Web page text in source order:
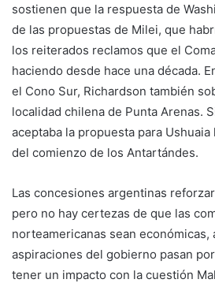
sostienen que la respuesta de
de las propuestas de Milei, que
los reiterados reclamos que el
haciendo desde hace una década.
el Cono Sur, Richardson también
localidad chilena de Punta Arenas.
aceptaba la propuesta para
del comienzo de los Antartándes.
Las concesiones argentinas
pero no hay certezas de que las
norteamericanas sean económicas,
aspiraciones del gobierno pasan
tener un impacto con la cuestión